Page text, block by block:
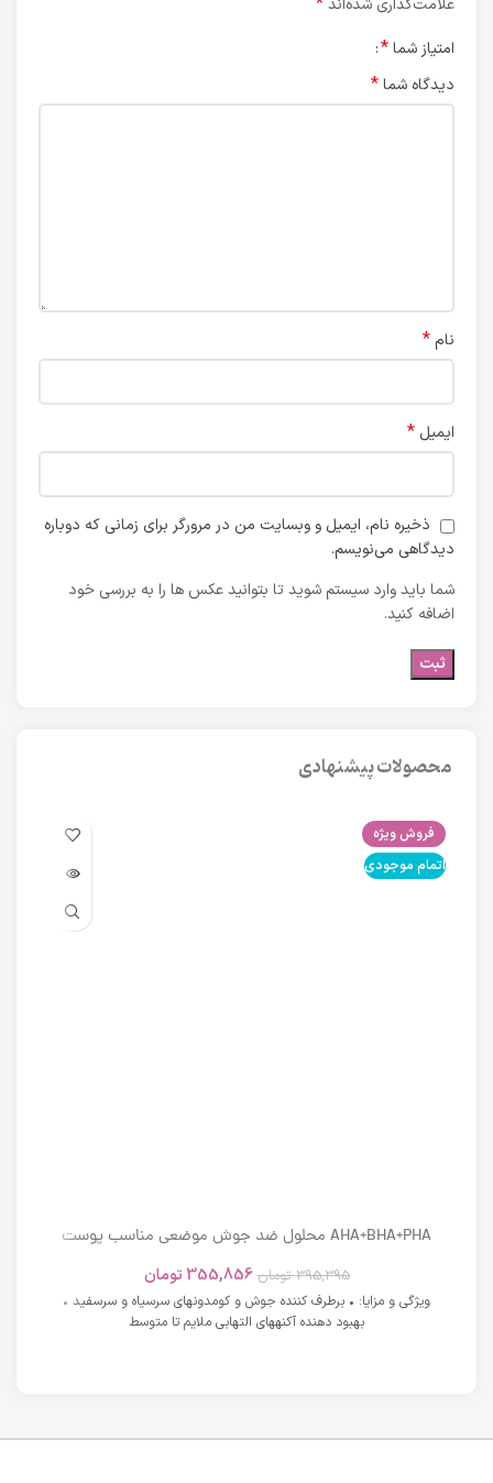
علامت‌گذاری شده‌اند
امتیاز شما*
دیدگاه شما*
نام *
ایمیل *
ذخیره نام، ایمیل و وبسایت من در مرورگر برای زمانی که دوباره
دیدگاهی می‌نویسم.
شما باید وارد سیستم شوید تا بتوانید عکس ها را به بررسی خود
اضافه کنید.
محصولات پیشنهادی
فروش ویژه
اتمام موجودی
AHA+BHA+PHA محلول ضد جوش موضعی مناسب پوست
395,395 تومان 355,856 تومان
ویژگی و مزایا: • برطرف کننده جوش و کومدونهای سرسیاه و سرسفید •
بهبود دهنده آکنههای التهابی ملایم تا متوسط